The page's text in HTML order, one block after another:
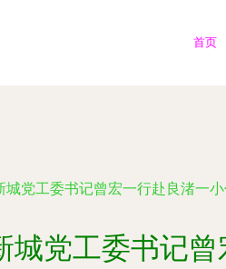
首页
党工委书记曾宏一行赴良渚一小
党工委书记曾